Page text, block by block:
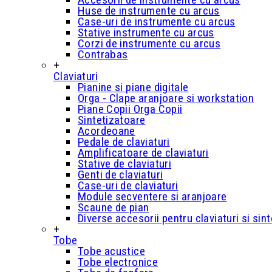
Huse de instrumente cu arcus
Case-uri de instrumente cu arcus
Stative instrumente cu arcus
Corzi de instrumente cu arcus
Contrabas
+
Claviaturi
Pianine si piane digitale
Orga - Clape aranjoare si workstation
Piane Copii Orga Copii
Sintetizatoare
Acordeoane
Pedale de claviaturi
Amplificatoare de claviaturi
Stative de claviaturi
Genti de claviaturi
Case-uri de claviaturi
Module secventere si aranjoare
Scaune de pian
Diverse accesorii pentru claviaturi si
+
Tobe
Tobe acustice
Tobe electronice